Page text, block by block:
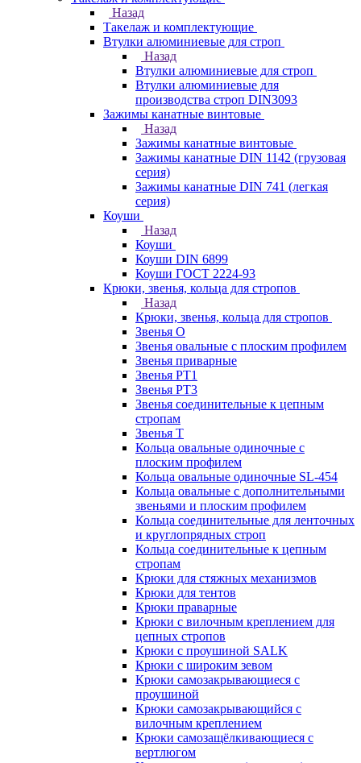
Назад
Такелаж и комплектующие
Втулки алюминиевые для строп
Назад
Втулки алюминиевые для строп
Втулки алюминиевые для
производства строп DIN3093
Зажимы канатные винтовые
Назад
Зажимы канатные винтовые
Зажимы канатные DIN 1142 (грузовая
серия)
Зажимы канатные DIN 741 (легкая
серия)
Коуши
Назад
Коуши
Коуши DIN 6899
Коуши ГОСТ 2224-93
Крюки, звенья, кольца для стропов
Назад
Крюки, звенья, кольца для стропов
Звенья О
Звенья овальные с плоским профилем
Звенья приварные
Звенья РТ1
Звенья РТ3
Звенья соединительные к цепным
стропам
Звенья Т
Кольца овальные одиночные c
плоским профилем
Кольца овальные одиночные SL-454
Кольца овальные с дополнительными
звеньями и плоским профилем
Кольца соединительные для ленточных
и круглопрядных строп
Кольца соединительные к цепным
стропам
Крюки для стяжных механизмов
Крюки для тентов
Крюки праварные
Крюки с вилочным креплением для
цепных стропов
Крюки с проушиной SALK
Крюки с широким зевом
Крюки самозакрывающиеся с
проушиной
Крюки самозакрывающийся с
вилочным креплением
Крюки самозащёлкивающиеся с
вертлюгом